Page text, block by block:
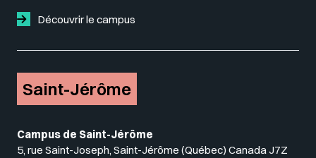
Découvrir le campus
Saint-Jérôme
Campus de Saint-Jérôme
5, rue Saint-Joseph, Saint-Jérôme (Québec) Canada J7Z